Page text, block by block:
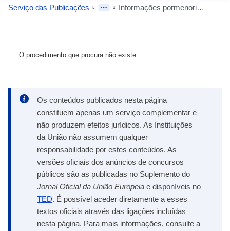
Serviço das Publicações Informações pormenorizadas sobre o contrato público
O procedimento que procura não existe
Os conteúdos publicados nesta página
constituem apenas um serviço complementar e
não produzem efeitos jurídicos. As Instituições
da União não assumem qualquer
responsabilidade por estes conteúdos. As
versões oficiais dos anúncios de concursos
públicos são as publicadas no Suplemento do
Jornal Oficial da União Europeia e disponíveis no
TED. É possível aceder diretamente a esses
textos oficiais através das ligações incluídas
nesta página. Para mais informações, consulte a